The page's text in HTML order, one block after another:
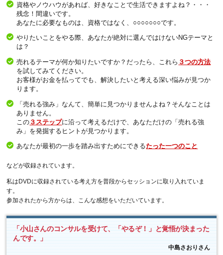
資格やノウハウがあれば、好きなことで生活できますよね？・・・
残念！間違いです。
あなたに必要なものは、資格ではなく、○○○○○○○です。
やりたいことをやる際、あなたが絶対に選んではけないNGテーマと
は？
売れるテーマが何か知りたいですか？だったら、これら ３つの方法
を試してみてください。
お客様がお金を払ってでも、解決したいと考える深い悩みが見つか
ります。
「売れる強み」なんて、簡単に見つかりませんよね？そんなことは
ありません。
この ３ステップに沿って考えるだけで、あなただけの「売れる強
み」を発掘するヒントが見つかります。
あなたが最初の一歩を踏み出すためにできるたった一つのこと
などが収録されています。
私はDVDに収録されている考え方を普段からセッションに取り入れていま
す。
参加されたから方からは、こんな感想をいただいています。
「小山さんのコンサルを受けて、「やるぞ！」と覚悟が決まった
んです。」
中島さおりさん